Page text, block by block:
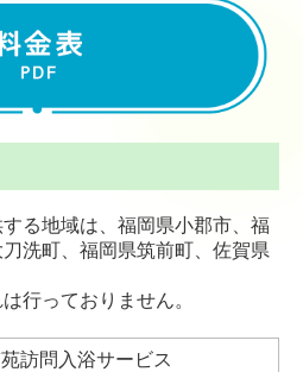
る地域は、福岡県小郡市、福
洗町、福岡県筑前町、佐賀県
行っておりません。
訪問入浴サービス